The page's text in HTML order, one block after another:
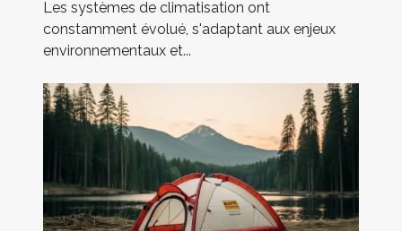
climatisation
Les systèmes de climatisation ont
constamment évolué, s'adaptant aux enjeux
environnementaux et...